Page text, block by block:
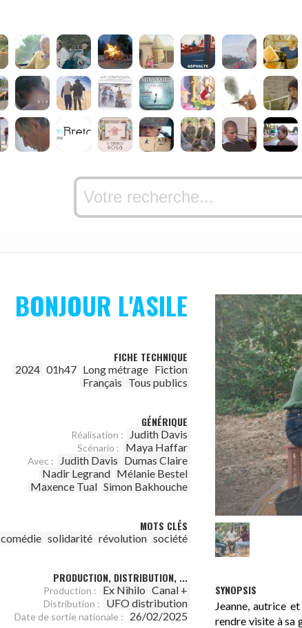
BONJOUR L'ASILE
FICHE TECHNIQUE
2024 01h47 Long métrage Fiction
Français Tous publics
GÉNÉRIQUE
Réalisation : Judith Davis
Scénario : Maya Haffar
Avec : Judith Davis Dumas Claire
Nadir Legrand Mélanie Bestel
Maxence Tual Simon Bakhouche
MOTS CLÉS
comédie solidarité révolution société
PRODUCTION, DISTRIBUTION, ...
Production : Ex Nihilo Canal +
Distribution : UFO distribution
Date de sortie nationale : 26/02/2025
SYNOPSIS
Jeanne, autrice
rendre visite à sa